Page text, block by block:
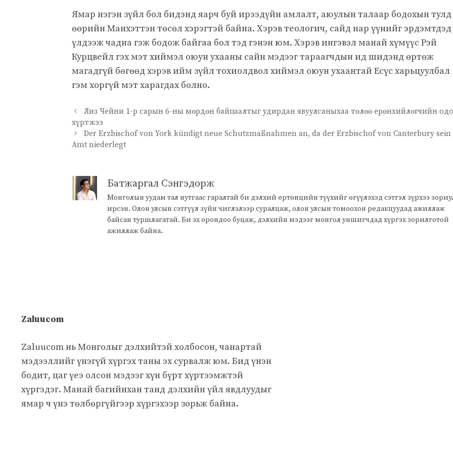
Ямар нэгэн зүйл бол бидэнд яарч буй ирээдүйн амлалт, аюулын талаар бодохын тулд
өөрийн Манхэттэн төсөл хэрэгтэй байна. Хэрэв теологич, сайд нар үүнийг эрдэмтдэд
үлдээж чадна гэж бодож байгаа бол тэд гэнэн юм. Хэрэв ингэвэл манай хүмүүс Рэй
Курцвейл гэх мэт хиймэл оюун ухааны сайн мэдээг тараагчдын ид шидэнд өртөж
магадгүй бөгөөд хэрэв ийм зүйл тохиолдвол хиймэл оюун ухаантай Есүс харьцуулбал
гэм хоргүй мэт харагдах болно.
Лиз Чейни 1-р сарын 6-ны мөрдөн байцаалтыг удирдан явуулсаныхаа төлөө ерөнхийлөгчийн
хүртжээ
Der Erzbischof von York kündigt neue Schutzmaßnahmen an, da der Erzbischof von Canterbury sein
Amt niederlegt
Батжаргал Сэнгэдорж
Монголын уудам тал нутгаас гаралтай би дэлхий ертөнцийн түүхийг өгүүлэхэд сэтгэл зүрхээ
ирсэн. Олон улсын сэтгүүл зүйн чиглэлээр суралцаж, олон улсын томоохон редакцуудад ажиллаж
байсан туршлагатай. Би эх орондоо буцаж, дэлхийн мэдээг монгол уншигчдад хүргэх зорилготой
ажиллаж байна.
Zaluucom
Zaluucom нь Монголыг дэлхийтэй холбосон, чанартай
мэдээллийг үнэгүй хүргэх таны эх сурвалж юм. Бид үнэн
бодит, цаг үеэ олсон мэдээг хүн бүрт хүртээмжтэй
хүргэдэг. Манай багийнхан танд дэлхийн үйл явдлуудыг
ямар ч үнэ төлбөргүйгээр хүргэхээр зорьж байна.